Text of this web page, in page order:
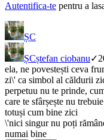
Autentifica-te pentru a
ȘC
ȘCștefan ciobanu✓
ela, ne povestești ceva
zi\' ca simbol al căldurii
perpetuu nu te prinde,
care te sfârșește nu
totuși cum bine zici
\'nici singur nu poți
numai bine